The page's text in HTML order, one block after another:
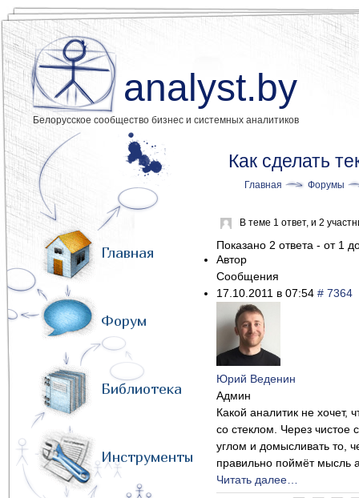
analyst.by
Белорусское сообщество бизнес и системных аналитиков
Главная
Форум
Библиотека
Инструменты
Как сделать
Главная Форумы
В теме 1 ответ, и 2
Показано 2 ответа - от 1
Автор
Сообщения
17.10.2011 в 07:54 # 7364
Юрий Веденин
Админ
Какой аналитик не хочет,
со стеклом. Через чистое
углом и домысливать то,
правильно поймёт мысль
Читать далее…